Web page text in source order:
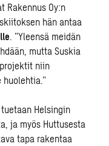
Rakennus Oy:n
hän antaa
. ”Yleensä meidän
mutta Suskia
niin
Helsingin
ja myös Huttusesta
tapa rakentaa